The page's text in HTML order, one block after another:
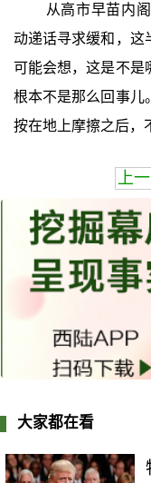
从高市早苗内
动递话寻求缓和，这
可能会想，这是不是
根本不是那么回事儿
按在地上摩擦之后，
上
大家都在看